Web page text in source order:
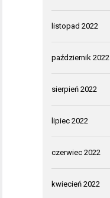
listopad 2022
październik 2022
sierpień 2022
lipiec 2022
czerwiec 2022
kwiecień 2022